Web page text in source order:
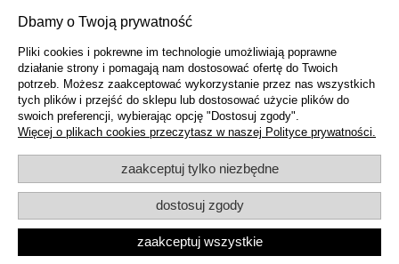
ZAKUPY
POMOC
INFORMACJE
Dbamy o Twoją prywatność
Pliki cookies i pokrewne im technologie umożliwiają poprawne
działanie strony i pomagają nam dostosować ofertę do Twoich
potrzeb. Możesz zaakceptować wykorzystanie przez nas wszystkich
tych plików i przejść do sklepu lub dostosować użycie plików do
swoich preferencji, wybierając opcję "Dostosuj zgody".
Więcej o plikach cookies przeczytasz w naszej Polityce prywatności.
zaakceptuj tylko niezbędne
dostosuj zgody
zaakceptuj wszystkie